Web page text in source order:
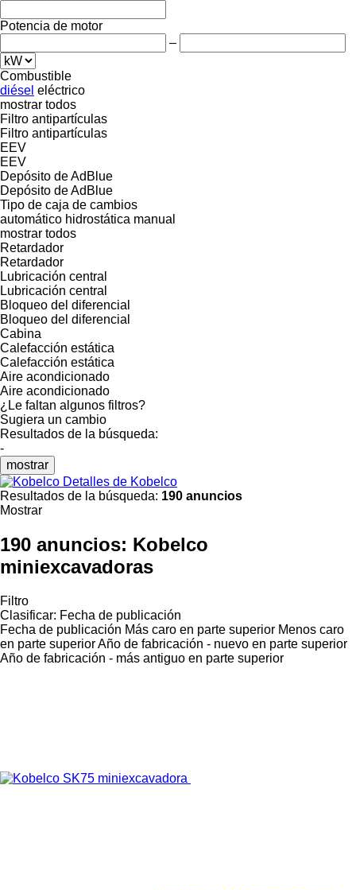
Potencia de motor
–
Combustible
diésel eléctrico
mostrar todos
Filtro antipartículas
Filtro antipartículas
EEV
EEV
Depósito de AdBlue
Depósito de AdBlue
Tipo de caja de cambios
automático hidrostática manual
mostrar todos
Retardador
Retardador
Lubricación central
Lubricación central
Bloqueo del diferencial
Bloqueo del diferencial
Cabina
Calefacción estática
Calefacción estática
Aire acondicionado
Aire acondicionado
¿Le faltan algunos filtros?
Sugiera un cambio
Resultados de la búsqueda:
-
mostrar
Detalles de Kobelco
Resultados de la búsqueda: 190 anuncios
Mostrar
190 anuncios: Kobelco
miniexcavadoras
Filtro
Clasificar: Fecha de publicación
Fecha de publicación Más caro en parte superior Menos caro
en parte superiorAño de fabricación - nuevo en parte superior
Año de fabricación - más antiguo en parte superior